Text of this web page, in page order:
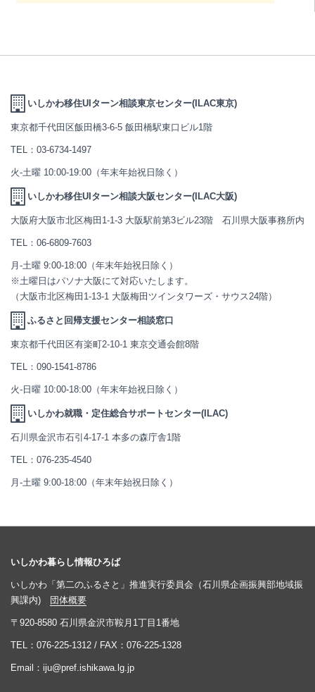
いしかわ移住UIターン相談東京センター(ILAC東京)
東京都千代田区飯田橋3-6-5 飯田橋駅東口ビル1階
TEL： 03-6734-1497
火-土曜 10:00-19:00（年末年始祝日除く）
いしかわ移住UIターン相談大阪センター(ILAC大阪)
大阪府大阪市北区梅田1-1-3 大阪駅前第3ビル23階 石川県大阪事務所内
TEL： 06-6809-7603
月-土曜 9:00-18:00（年末年始祝日除く）
※土曜日はパソナ大阪にて対応いたします。
（大阪市北区梅田1-13-1 大阪梅田ツインタワーズ・サウス24階）
ふるさと回帰支援センター相談窓口
東京都千代田区有楽町2-10-1 東京交通会館8階
TEL： 090-1541-8786
火-日曜 10:00-18:00（年末年始祝日除く）
いしかわ就職・定住総合サポートセンター(ILAC)
石川県金沢市石引4-17-1 本多の森庁舎1階
TEL： 076-235-4540
月-土曜 9:00-18:00（年末年始祝日除く）
いしかわ暮らし情報ひろば
いしかわ「第二のふるさと」推進実行委員会（石川県企画振興部地域振
興課内)
団体概要
〒920-8580 石川県金沢市鞍月1丁目1番地
TEL： 076-225-1312 / FAX：076-225-1328
Email： iju@pref.ishikawa.lg.jp